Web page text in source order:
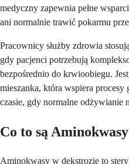
medyczny zapewnia pełne
ani normalnie trawić pokarmu
Pracownicy służby zdrowia
gdy pacjenci potrzebują
bezpośrednio do krwioobiegu.
mieszanka, która wspiera
czasie, gdy normalne odżywianie
Co to są
Aminokwasy w dekstrozie to